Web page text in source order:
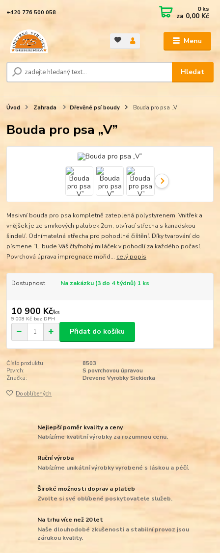
Menu
Hledat
+420 776 500 058 0ks
za 0,00 Kč
Úvod Zahrada Dřevěné psí boudy Bouda pro psa „V”
Bouda pro psa „V”
Masivní bouda pro psa kompletně zateplená polystyrenem. Vnitřek a
vnějšek je ze smrkových palubek 2cm, otvírací střecha s kanadskou
šindelí. Odnímatelná střecha pro pohodlné čištění. Díky tvarování do
písmene "L"bude Váš čtyřnohý miláček v pohodlí za každého počasí.
Povrchová úprava impregnace mořid... celý popis
Dostupnost Na zakázku (3 do 4 týdnů) 1 ks
10 900 Kč/ks
9 008 Kč bez DPH
Přidat do košíku
Číslo produktu:
8503
Povrch:
S povrchovou úpravou
Značka:
Drevene Vyrobky Siekierka
Do oblíbených
Nejlepší poměr kvality a ceny
Nabízíme kvalitní výrobky za rozumnou cenu.
Ruční výroba
Nabízíme unikátní výrobky vyrobené s láskou a péčí.
Široké možnosti doprav a plateb
Zvolte si své oblíbené poskytovatele služeb.
Na trhu více než 20 let
Naše dlouhodobé zkušenosti a stabilní provoz jsou
zárukou kvality.